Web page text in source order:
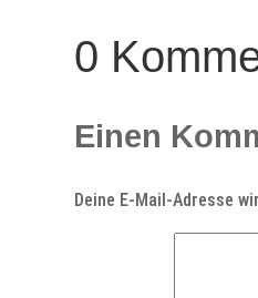
0
Einen
Deine E-Mail-Adresse